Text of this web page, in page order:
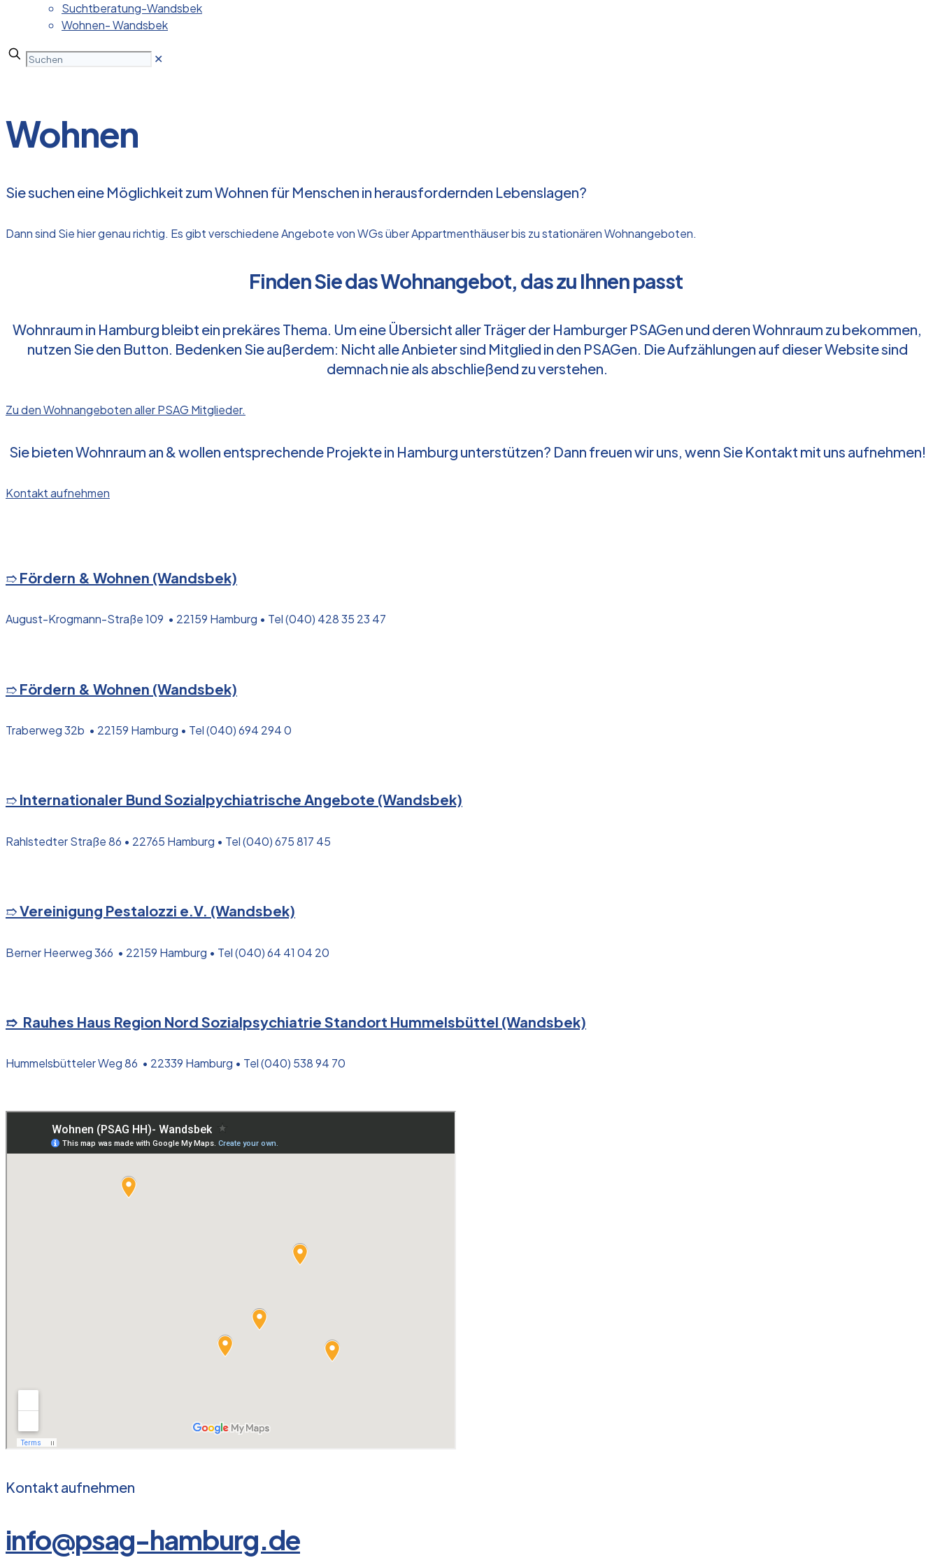
Suchtberatung-Wandsbek
Wohnen- Wandsbek
✕
Wohnen
Sie suchen eine Möglichkeit zum Wohnen für Menschen in herausfordernden Lebenslagen?
Dann sind Sie hier genau richtig. Es gibt verschiedene Angebote von WGs über Appartmenthäuser bis zu stationären Wohnangeboten.
Finden Sie das Wohnangebot, das zu Ihnen passt
Wohnraum in Hamburg bleibt ein prekäres Thema. Um eine Übersicht aller Träger der Hamburger PSAGen und deren Wohnraum zu bekommen,
nutzen Sie den Button. Bedenken Sie außerdem: Nicht alle Anbieter sind Mitglied in den PSAGen. Die Aufzählungen auf dieser Website sind
demnach nie als abschließend zu verstehen.
Zu den Wohnangeboten aller PSAG Mitglieder.
Sie bieten Wohnraum an & wollen entsprechende Projekte in Hamburg unterstützen? Dann freuen wir uns, wenn Sie Kontakt mit uns aufnehmen!
Kontakt aufnehmen
➱ Fördern & Wohnen (Wandsbek)
August-Krogmann-Straße 109 • 22159 Hamburg • Tel (040) 428 35 23 47
➱ Fördern & Wohnen (Wandsbek)
Traberweg 32b • 22159 Hamburg • Tel (040) 694 294 0
➱ Internationaler Bund Sozialpychiatrische Angebote (Wandsbek)
Rahlstedter Straße 86 • 22765 Hamburg • Tel (040) 675 817 45
➱Vereinigung Pestalozzi e.V. (Wandsbek)
Berner Heerweg 366 • 22159 Hamburg • Tel (040) 64 41 04 20
➱ Rauhes Haus Region Nord Sozialpsychiatrie Standort Hummelsbüttel (Wandsbek)
Hummelsbütteler Weg 86 • 22339 Hamburg • Tel (040) 538 94 70
Kontakt aufnehmen
info@psag-hamburg.de